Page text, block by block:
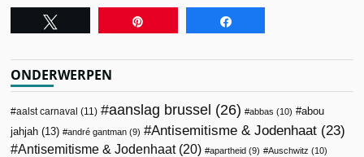
ONDERWERPEN
aalst carnaval (11) aanslag brussel (26) abbas (10)
abou
jahjah (13) andré gantman (9) Antisemitisme & Jodenhaat (23)
Antisemitisme & Jodenhaat(20) apartheid (9) Auschwitz (10)